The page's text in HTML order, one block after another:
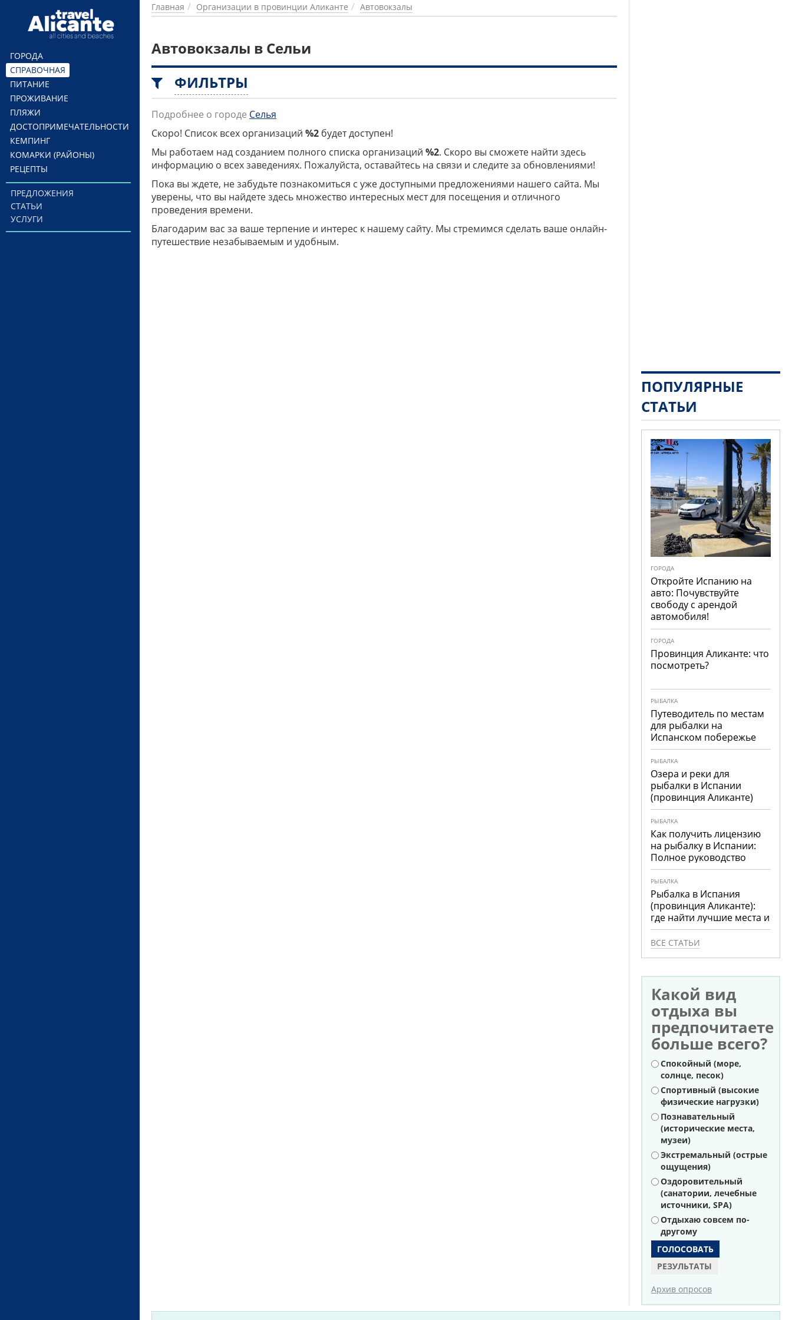
Перейти к основному содержанию
ГОРОДА
СПРАВОЧНАЯ
ПИТАНИЕ
ПРОЖИВАНИЕ
ПЛЯЖИ
ДОСТОПРИМЕЧАТЕЛЬНОСТИ
КЕМПИНГ
КОМАРКИ (РАЙОНЫ)
РЕЦЕПТЫ
ПРЕДЛОЖЕНИЯ
СТАТЬИ
УСЛУГИ
Главная Организации в провинции Аликанте Автовокзалы
Автовокзалы в Сельи
ФИЛЬТРЫ
Подробнее о городе Селья
Скоро! Список всех организаций %2 будет доступен!
Мы работаем над созданием полного списка организаций %2. Скоро вы сможете найти здесь
информацию о всех заведениях. Пожалуйста, оставайтесь на связи и следите за обновлениями!
Пока вы ждете, не забудьте познакомиться с уже доступными предложениями нашего сайта. Мы
уверены, что вы найдете здесь множество интересных мест для посещения и отличного
проведения времени.
Благодарим вас за ваше терпение и интерес к нашему сайту. Мы стремимся сделать ваше онлайн-
путешествие незабываемым и удобным.
ПОПУЛЯРНЫЕ
СТАТЬИ
ГОРОДА
Откройте Испанию на
авто: Почувствуйте
свободу с арендой
автомобиля!
ГОРОДА
Провинция Аликанте: что
посмотреть?
РЫБАЛКА
Путеводитель по местам
для рыбалки на
Испанском побережье
РЫБАЛКА
Озера и реки для
рыбалки в Испании
(провинция Аликанте)
РЫБАЛКА
Как получить лицензию
на рыбалку в Испании:
Полное руководство
РЫБАЛКА
Рыбалка в Испания
(провинция Аликанте):
где найти лучшие места и
что ловить
ВСЕ СТАТЬИ
Какой вид
отдыха вы
предпочитаете
больше всего?
Варианты
Спокойный (море,
солнце, песок)
Спортивный (высокие
физические нагрузки)
Познавательный
(исторические места,
музеи)
Экстремальный (острые
ощущения)
Оздоровительный
(санатории, лечебные
источники, SPA)
Отдыхаю совсем по-
другому
РЕЗУЛЬТАТЫ
Архив опросов